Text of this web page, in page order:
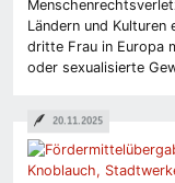
Ländern und Kulturen
dritte Frau in Europa
oder sexualisierte
20.11.2025